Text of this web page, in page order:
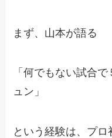
まず、山本が語る
「何でもない試合
ュン」
という経験は、プロ